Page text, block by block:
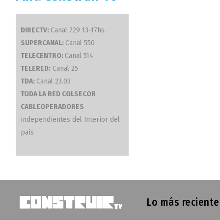
DIRECTV: Canal 729 13-17hs.
SUPERCANAL: Canal 550
TELECENTRO: Canal 514
TELERED: Canal 25
TDA: Canal 23.03
TODA LA RED COLSECOR
CABLEOPERADORES
independientes del Interior del
país
Lo más reciente